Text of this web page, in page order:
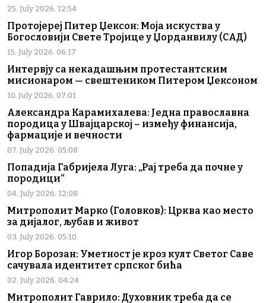
25. July 2026. 12:54
Протојереј Питер Џексон: Моја искуства у
Богословији Свете Тројице у Џорданвилу (САД)
15. July 2026. 06:17
Интервју са некадашњим протестантским
мисионаром — свештеником Питером Џексоном
10. July 2026. 07:01
Александра Карамихалева: Једна православна
породица у Швајцарској – између финансија,
фармације и вечности
07. July 2026. 05:08
Попадија Габријела Луга: „Рај треба да почне у
породици“
04. July 2026. 12:08
Митрополит Марко (Головков): Црква као место
за дијалог, љубав и живот
03. July 2026. 05:10
Игор Борозан: Уметност је кроз култ Светог Саве
сачувала идентитет српског бића
02. July 2026. 04:24
Митрополит Гаврило: Духовник треба да се